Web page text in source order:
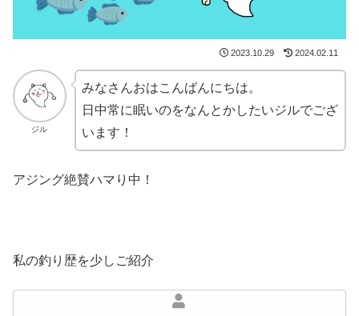
2023.10.29 2024.02.11
ジル
みなさんおはこんばんにちは。
日中常に眠いのをなんとかしたいジルでござ
います！
アジング絶賛ハマり中！
私の釣り歴を少しご紹介